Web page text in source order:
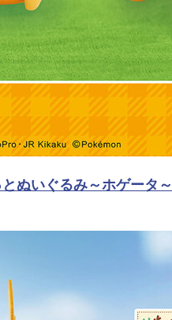
ぬいぐるみ～ホゲータ